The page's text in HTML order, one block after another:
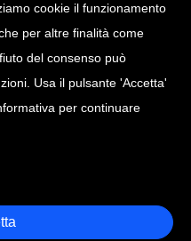
cookie il funzionamento
per altre finalità come
del consenso può
Usa il pulsante 'Accetta'
per continuare